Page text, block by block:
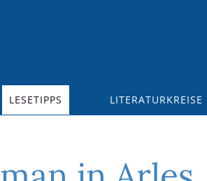
LESETIPPS LITERATURKREISE